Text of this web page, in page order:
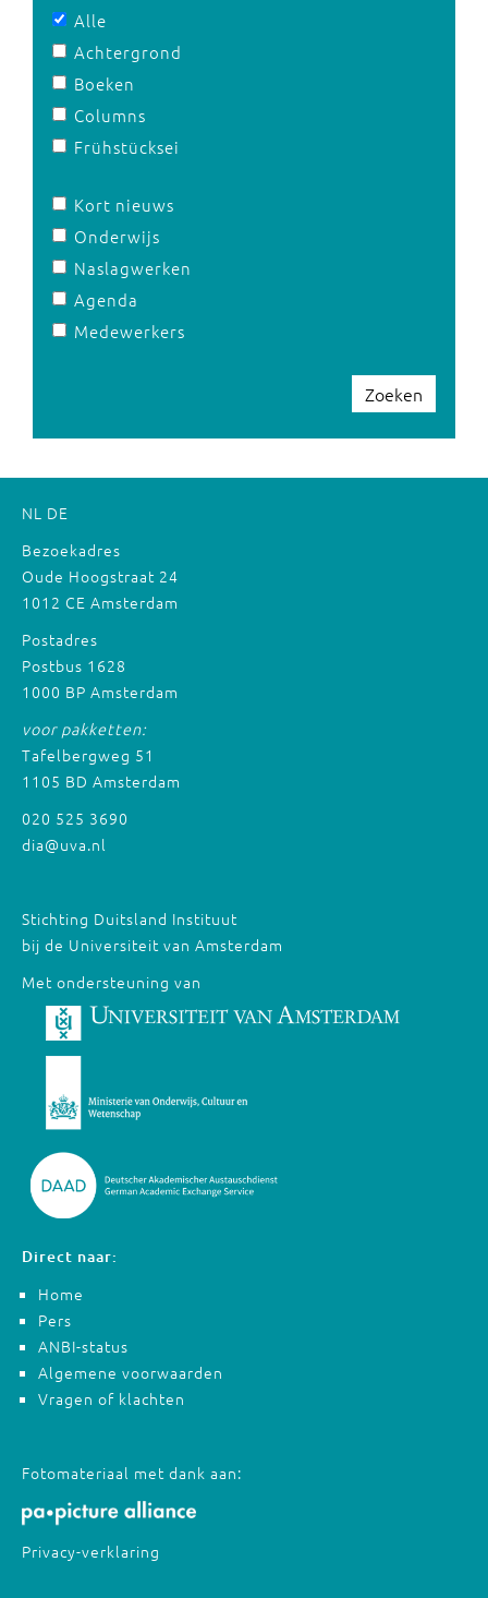
Alle
Achtergrond
Boeken
Columns
Frühstücksei
Kort nieuws
Onderwijs
Naslagwerken
Agenda
Medewerkers
Zoeken
NL DE
Bezoekadres
Oude Hoogstraat 24
1012 CE Amsterdam
Postadres
Postbus 1628
1000 BP Amsterdam
voor pakketten:
Tafelbergweg 51
1105 BD Amsterdam
020 525 3690
dia@uva.nl
Stichting Duitsland Instituut
bij de Universiteit van Amsterdam
Met ondersteuning van
Direct naar:
Home
Pers
ANBI-status
Algemene voorwaarden
Vragen of klachten
Fotomateriaal met dank aan:
Privacy-verklaring